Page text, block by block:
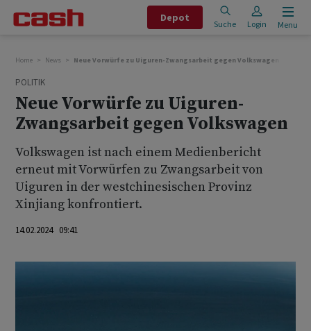
Depot
Suche Login Menu
Home News Neue Vorwürfe zu Uiguren-Zwangsarbeit gegen Volkswagen
POLITIK
Neue Vorwürfe zu Uiguren-
Zwangsarbeit gegen Volkswagen
Volkswagen ist nach einem Medienbericht
erneut mit Vorwürfen zu Zwangsarbeit von
Uiguren in der westchinesischen Provinz
Xinjiang konfrontiert.
14.02.2024 09:41